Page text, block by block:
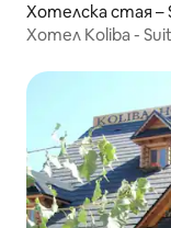
Хотелска стая –
Хотел Koliba -